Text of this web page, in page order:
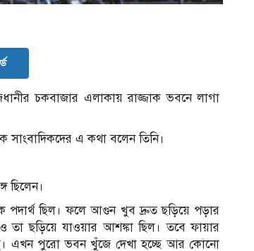
চকবাজার এলাকায় রাজ্জাক ভবনে লাগা
সাংবাদিকদের এ কথা বলেন তিনি।
ছিলেন।
পদার্থ ছিল। ফলে আগুন খুব দ্রুত ছড়িয়ে পড়ার
ছড়িয়ে যাওয়ার আশঙ্কা ছিল। তবে ফায়ার
এখন পুরো ভবন খুঁজে দেখা হচ্ছে আর কোনো